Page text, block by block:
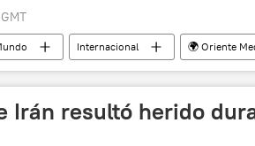
Internacional 🌍 Oriente
Irán resultó herido